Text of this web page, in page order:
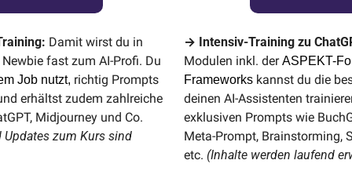
Damit wirst du in
fast zum AI-Profi. Du
Job nutzt, richtig Prompts
erhältst zudem zahlreiche
zum Kurs sind
→ Intensiv-Training zu
Modulen inkl. der ASPEKT-
Frameworks kannst du die
deinen AI-Assistenten
exklusiven Prompts wie
Meta-Prompt, Brainstorming,
etc. (Inhalte werden laufend